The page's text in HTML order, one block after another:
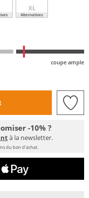
XL
Alternatives
coupe ample
-10% ?
à la newsletter.
du bon d'achat.